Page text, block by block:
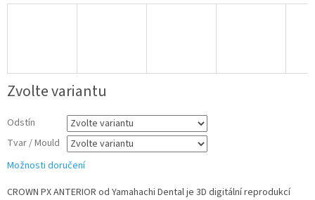
Zvolte variantu
Odstín
Tvar / Mould
Možnosti doručení
CROWN PX ANTERIOR od Yamahachi Dental je 3D digitální reprodukcí